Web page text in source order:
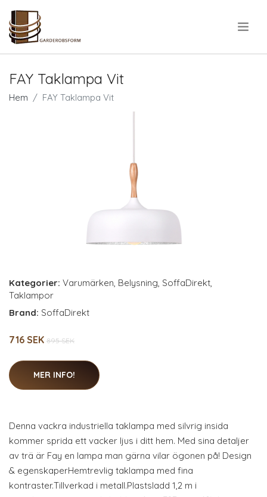
FAY Taklampa Vit
Hem FAY Taklampa Vit
Kategorier: Varumärken, Belysning, SoffaDirekt,
Taklampor
Brand: SoffaDirekt
716 SEK 895 SEK
MER INFO!
Denna vackra industriella taklampa med silvrig insida
kommer sprida ett vacker ljus i ditt hem. Med sina detaljer
av trä är Fay en lampa man gärna vilar ögonen på! Design
& egenskaperHemtrevlig taklampa med fina
kontraster.Tillverkad i metall.Plastsladd 1,2 m i